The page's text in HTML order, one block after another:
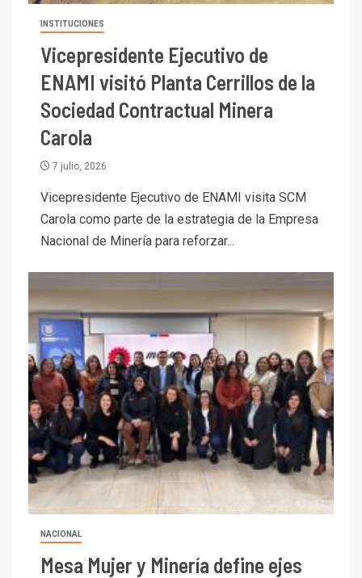
INSTITUCIONES
Vicepresidente Ejecutivo de
ENAMI visitó Planta Cerrillos de la
Sociedad Contractual Minera
Carola
7 julio, 2026
Vicepresidente Ejecutivo de ENAMI visita SCM
Carola como parte de la estrategia de la Empresa
Nacional de Minería para reforzar...
NACIONAL
Mesa Mujer y Minería define ejes